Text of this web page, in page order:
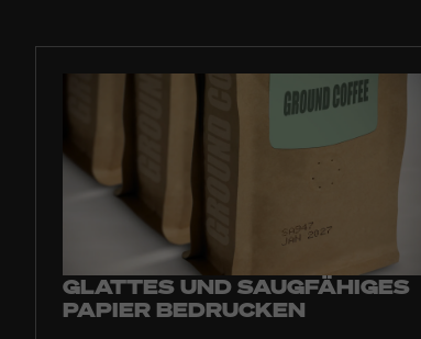
GLATTES UND SAUGFÄHIGES
PAPIER BEDRUCKEN